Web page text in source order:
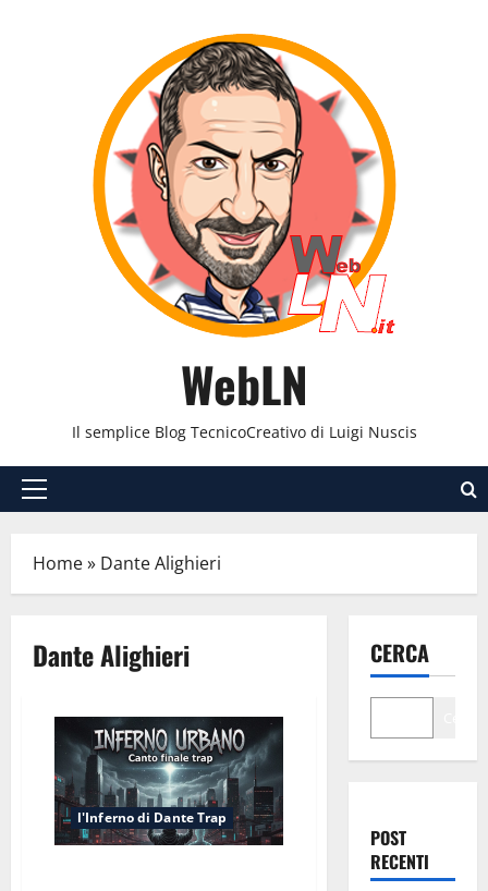
WebLN
Il semplice Blog TecnicoCreativo di Luigi Nuscis
Menu
Home» Dante Alighieri
Dante Alighieri
l'Inferno di Dante Trap
CERCA
POST
RECENTI